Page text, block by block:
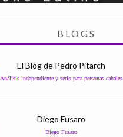
BLOGS
El Blog de Pedro Pitarch
Análisis independiente y serio para personas cabales
Diego Fusaro
Diego Fusaro